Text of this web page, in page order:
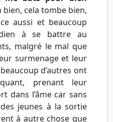
bien, cela tombe bien,
aussi et beaucoup
à se battre au
malgré le mal que
surmenage et leur
d’autres ont
prenant leur
dans l’âme car sans
jeunes à la sortie
à autre chose que